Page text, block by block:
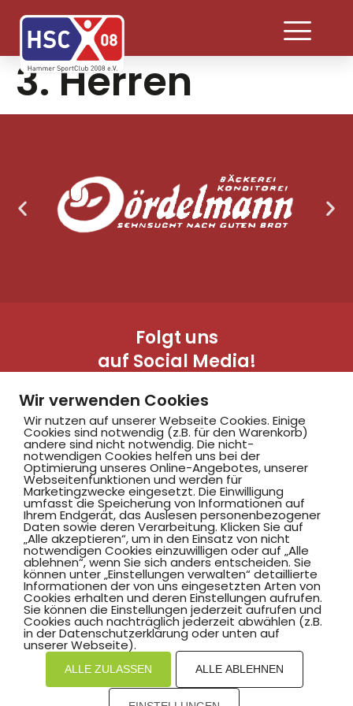
3. Herren
Folgt uns
auf Social Media!
Hammer SportClub 2008
Am Südbad 9,
59069 Hamm
©2025 Hammer SportClub 2008 e.V.
Mit zum Verein by PASSGEBER
Wir verwenden Cookies
Wir nutzen auf unserer Webseite Cookies. Einige
Cookies sind notwendig (z.B. für den Warenkorb)
andere sind nicht notwendig. Die nicht-
notwendigen Cookies helfen uns bei der
Optimierung unseres Online-Angebotes, unserer
Webseitenfunktionen und werden für
Marketingzwecke eingesetzt. Die Einwilligung
umfasst die Speicherung von Informationen auf
Ihrem Endgerät, das Auslesen personenbezogener
Daten sowie deren Verarbeitung. Klicken Sie auf
„Alle akzeptieren“, um in den Einsatz von nicht
notwendigen Cookies einzuwilligen oder auf „Alle
ablehnen“, wenn Sie sich anders entscheiden. Sie
können unter „Einstellungen verwalten“ detaillierte
Informationen der von uns eingesetzten Arten von
Cookies erhalten und deren Einstellungen aufrufen.
Sie können die Einstellungen jederzeit aufrufen und
Cookies auch nachträglich jederzeit abwählen (z.B.
in der Datenschutzerklärung oder unten auf
unserer Webseite).
ALLE ZULASSEN ALLE ABLEHNEN